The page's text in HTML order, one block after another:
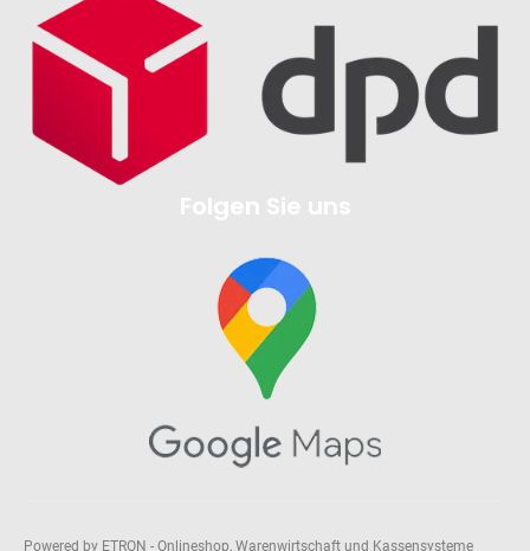
Powered by ETRON - Onlineshop, Warenwirtschaft und Kassensysteme